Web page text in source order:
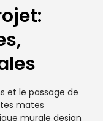
et le passage de
mates
murale design